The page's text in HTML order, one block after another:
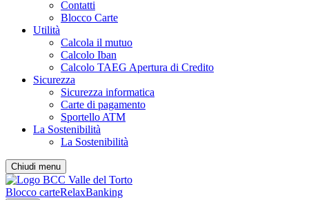
Contatti
Blocco Carte
Utilità
Calcola il mutuo
Calcolo Iban
Calcolo TAEG Apertura di Credito
Sicurezza
Sicurezza informatica
Carte di pagamento
Sportello ATM
La Sostenibilità
La Sostenibilità
Chiudi menu
Blocco carteRelaxBanking